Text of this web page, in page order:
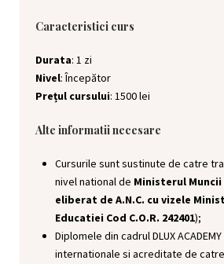
Caracteristici curs
Durata: 1 zi
Nivel: Începător
Prețul cursului: 1500 lei
Alte informatii necesare
Cursurile sunt sustinute de catre
nivel national de Ministerul Muncii
eliberat de A.N.C. cu vizele
Educatiei Cod C.O.R. 242401);
Diplomele din cadrul DLUX
internationale si acreditate de catre